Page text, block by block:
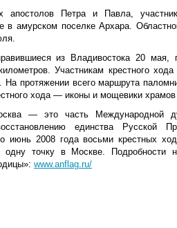
Петра и Павла,
в амурском поселке Архара.
из Владивостока 20
Участникам крестного
На протяжении всего маршрута
хода — иконы и мощевики
— это часть Международной
единства Русской
июнь 2008 года восьми крестных
точку в Москве. Подробности
www.anflag.ru/